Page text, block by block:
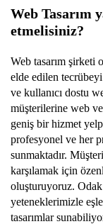
Web Tasarım
etmelisiniz?
Web tasarım şirketi
elde edilen
ve kullanıcı dostu
müşterilerine web
geniş bir hizmet
profesyonel ve her
sunmaktadır.
karşılamak için
oluşturuyoruz. Odak
yeteneklerimizle
tasarımlar